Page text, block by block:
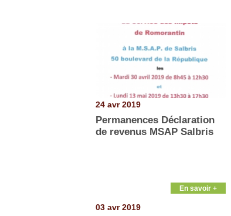
24 avr 2019
Permanences Déclaration
de revenus MSAP Salbris
En savoir +
03 avr 2019
Pages